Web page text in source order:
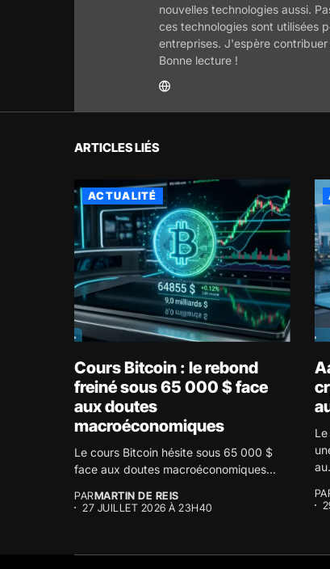
nouvelles technologies aussi.
ces technologies sont utilisées
entreprises. J'espère
Bonne lecture !
ARTICLES LIÉS
ACTUALITÉ
Cours Bitcoin : le rebond
freiné sous 65 000 $ face
aux doutes
macroéconomiques
Le cours Bitcoin hésite sous 65 000 $
face aux doutes macroéconomiques...
PARMARTIN DE REIS
27 JUILLET 2026 À 23H40